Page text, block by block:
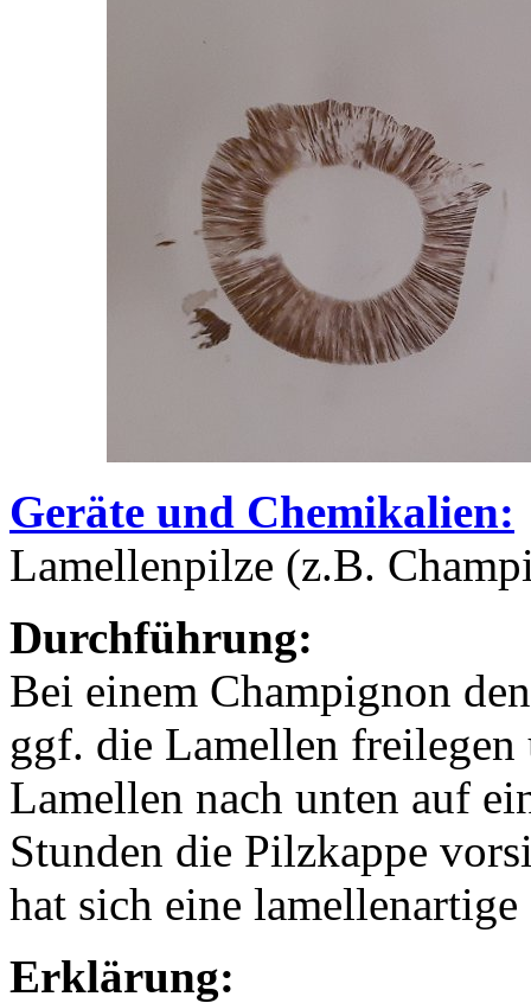
Geräte und Chemikalien:
Lamellenpilze (z.B.
Durchführung:
Bei einem Champignon
ggf. die Lamellen
Lamellen nach unten auf
Stunden die Pilzkappe
hat sich eine
Erklärung: